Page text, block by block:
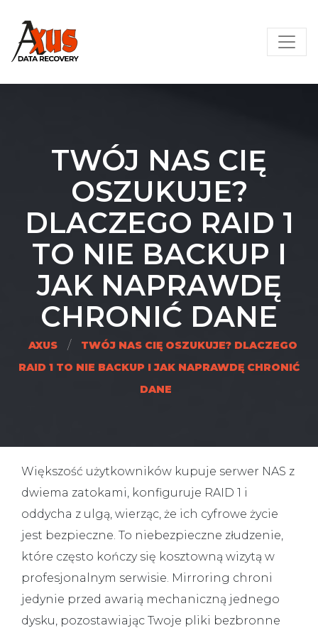
content
TWÓJ NAS CIĘ
OSZUKUJE?
DLACZEGO RAID 1
TO NIE BACKUP I
JAK NAPRAWDĘ
CHRONIĆ DANE
AXUS /
TWÓJ NAS CIĘ OSZUKUJE? DLACZEGO
RAID 1 TO NIE BACKUP I JAK NAPRAWDĘ CHRONIĆ
DANE
Większość użytkowników kupuje serwer NAS z
dwiema zatokami, konfiguruje RAID 1 i
oddycha z ulgą, wierząc, że ich cyfrowe życie
jest bezpieczne. To niebezpieczne złudzenie,
które często kończy się kosztowną wizytą w
profesjonalnym serwisie. Mirroring chroni
jedynie przed awarią mechaniczną jednego
dysku, pozostawiając Twoje pliki bezbronne